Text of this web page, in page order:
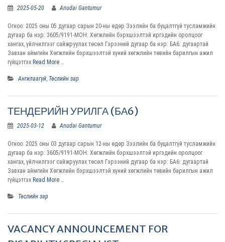
2025-05-20 Anudai Gantumur
Огноо: 2025 оны 05 дугаар сарын 20-ны өдөр Зээлийн ба буцалтгүй тусламжийн
дугаар ба нэр: 3605/9191-МОН: Хөгжлийн бэрхшээлтэй иргэдийн оролцоог
хангах, үйлчилгээг сайжруулах төсөл Гэрээний дугаар ба нэр: БА6: дугаартай
Завхан аймгийн Хөгжлийн бэрхшээлтэй хүний хөгжлийн төвийн барилгын ажил
гүйцэтгэх Read More …
Ангилаагүй, Төслийн зар
ТЕНДЕРИЙН УРИЛГА (БА6)
2025-03-12 Anudai Gantumur
Огноо: 2025 оны 03 дугаар сарын 12-ны өдөр Зээлийн ба буцалтгүй тусламжийн
дугаар ба нэр: 3605/9191-МОН: Хөгжлийн бэрхшээлтэй иргэдийн оролцоог
хангах, үйлчилгээг сайжруулах төсөл Гэрээний дугаар ба нэр: БА6: дугаартай
Завхан аймгийн Хөгжлийн бэрхшээлтэй хүний хөгжлийн төвийн барилгын ажил
гүйцэтгэх Read More …
Төслийн зар
VACANCY ANNOUNCEMENT FOR